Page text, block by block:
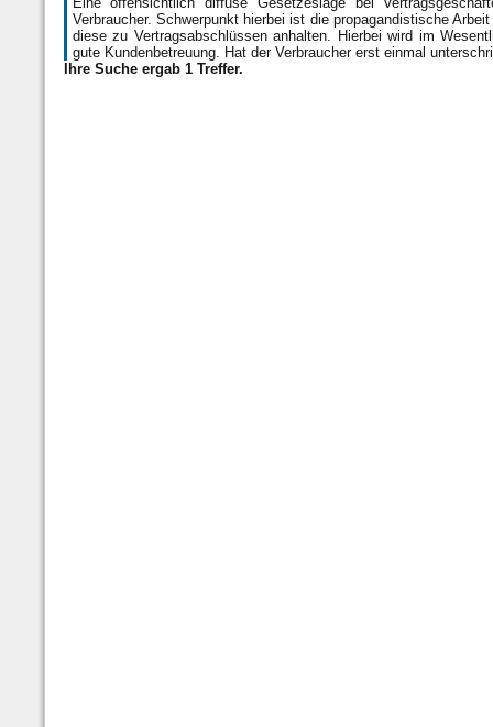
Verbraucher. Schwerpunkt hierbei ist die propagandistische
diese zu Vertragsabschlüssen anhalten. Hierbei wird im
gute Kundenbetreuung. Hat der Verbraucher erst einmal
Ihre Suche ergab 1 Treffer.